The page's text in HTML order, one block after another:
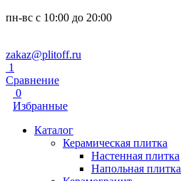
пн-вс с 10:00 до 20:00
zakaz@plitoff.ru
1
Сравнение
0
Избранные
Каталог
Керамическая плитка
Настенная плитка
Напольная плитка